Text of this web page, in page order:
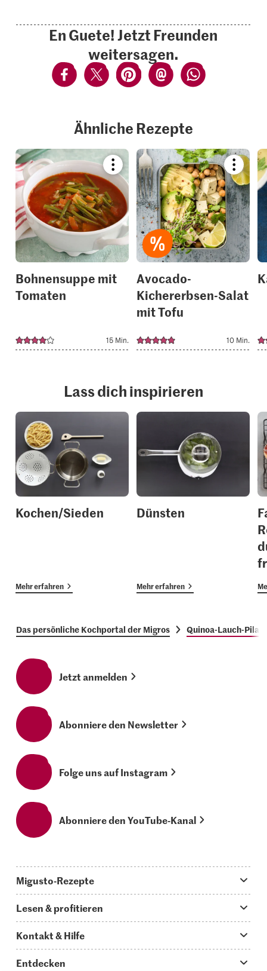
En Guete! Jetzt Freunden
weitersagen.
Ähnliche Rezepte
Bookmark
recipe
or
add
it
to
your
collections.
Bohnensuppe mit
Tomaten
15 Min.
recipe
or
add
it
to
your
Avocado-
Kichererbsen-Salat
mit Tofu
10 Min.
Lass dich inspirieren
Kochen/Sieden
Mehr erfahren
Dünsten
Mehr erfahren
Das persönliche Kochportal der Migros Quinoa-Lauch-Pilaw
Jetzt anmelden
Abonniere den Newsletter
Folge uns auf Instagram
Abonniere den YouTube-Kanal
Migusto-Rezepte
Was koche ich heute?
Hauptgerichte
Lesen & profitieren
Storys
Kontakt & Hilfe
Entdecken